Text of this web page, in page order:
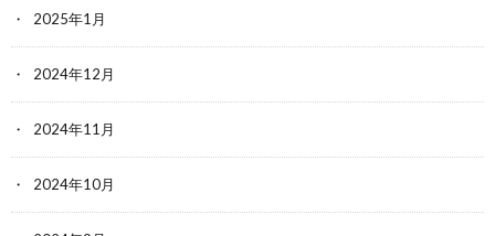
2025年1月
2024年12月
2024年11月
2024年10月